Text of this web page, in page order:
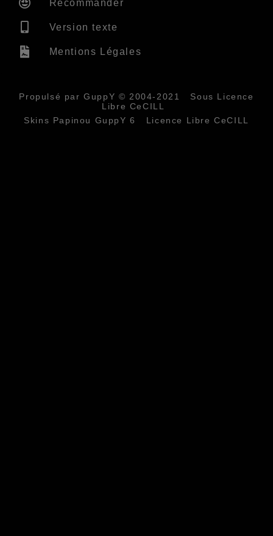
Recommander
Version texte
Mentions Légales
Propulsé par GuppY © 2004-2021
Sous Licence
Libre CeCILL
Skins Papinou GuppY 6
Licence Libre CeCILL